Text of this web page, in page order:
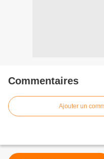
Commentaires
Ajouter un